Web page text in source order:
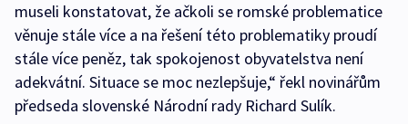
museli konstatovat, že ačkoli se romské problematice
věnuje stále více a na řešení této problematiky proudí
stále více peněz, tak spokojenost obyvatelstva není
adekvátní. Situace se moc nezlepšuje,“ řekl novinářům
předseda slovenské Národní rady Richard Sulík.